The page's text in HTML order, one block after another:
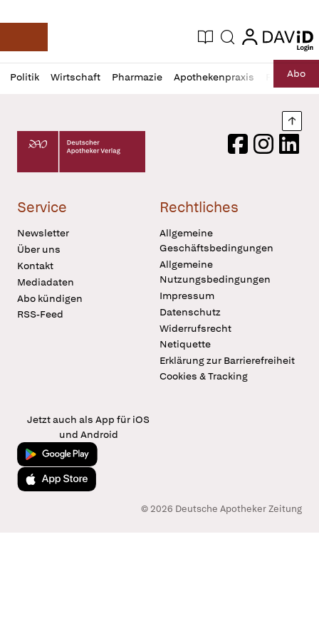
Deutsche Apotheker Zeitung
Aktuelle Ausgabe
Suche login
login
Politik Wirtschaft Pharmazie Apothekenpraxis RechtAbo
Profil
öffnen
Daz
Pur
Deutscher Apotheker Verlag Logo
FacebookInstagram
Service
Newsletter
Über uns
Kontakt
Mediadaten
Abo kündigen
RSS-Feed
Rechtliches
Allgemeine
Geschäftsbedingungen
Allgemeine
Nutzungsbedingungen
Impressum
Datenschutz
Widerrufsrecht
Netiquette
Erklärung zur Barrierefreiheit
Cookies & Tracking
Jetzt auch als App für iOS
und Android
Jetzt bei Google Play
Laden im App Store
© 2026 Deutsche Apotheker Zeitung